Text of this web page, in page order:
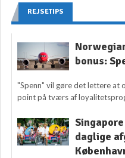
REJSETIPS
bonus:
"Spenn" vil gøre det lettere at
point på tværs af
daglige